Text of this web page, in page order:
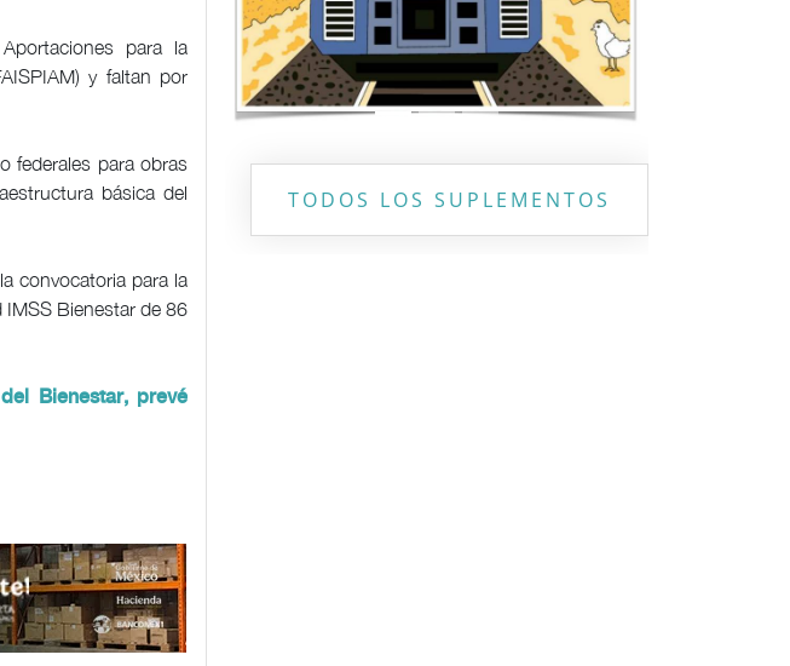
para la
y faltan por
federales para obras
básica del
convocatoria para la
IMSS Bienestar de 86
Bienestar, prevé